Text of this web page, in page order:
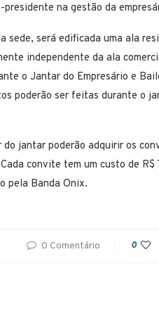
na gestão da
sede, será edificada uma ala
independente da ala
o Jantar do Empresário e
poderão ser feitas durante o
jantar poderão adquirir os
convite tem um custo de
pela Banda Onix.
0 Comentário 0